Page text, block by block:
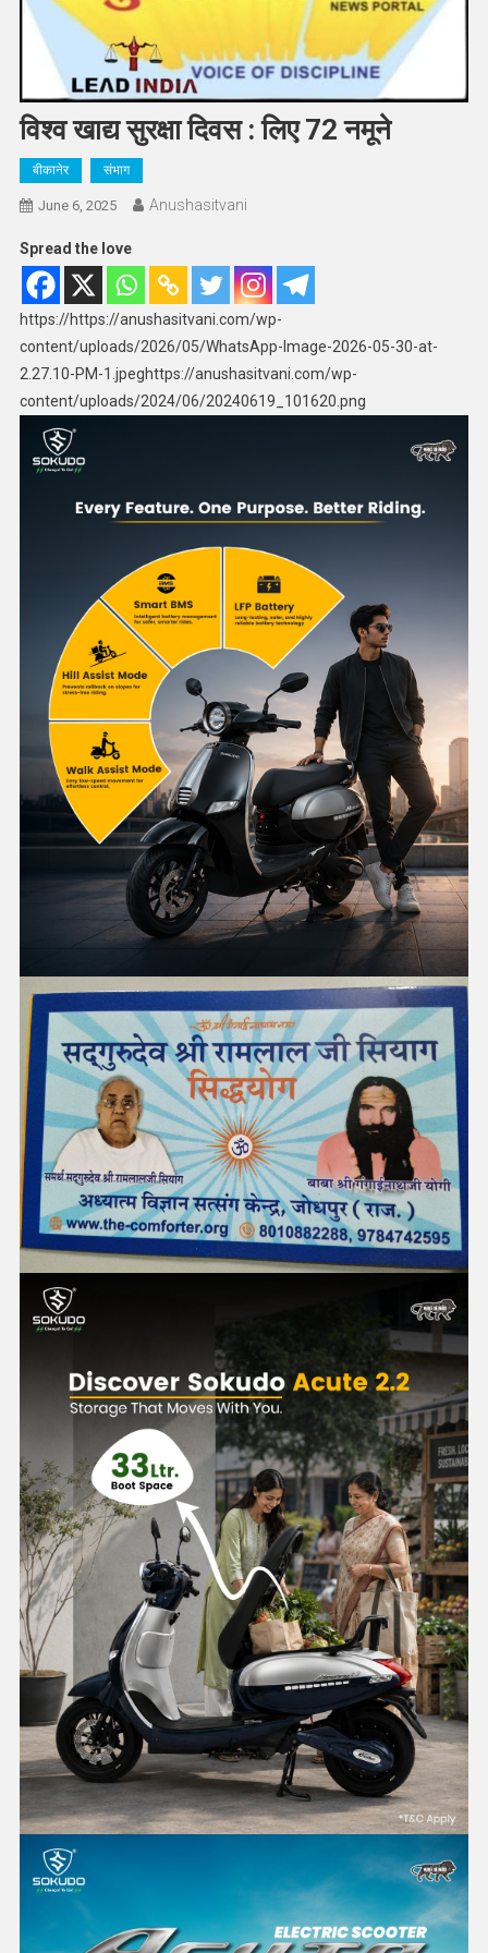
विश्व खाद्य सुरक्षा दिवस : लिए 72 नमूने
बीकानेर संभाग
June 6, 2025 Anushasitvani
Spread the love
https://https://anushasitvani.com/wp-
content/uploads/2026/05/WhatsApp-Image-2026-05-30-at-
2.27.10-PM-1.jpeghttps://anushasitvani.com/wp-
content/uploads/2024/06/20240619_101620.png